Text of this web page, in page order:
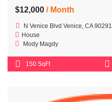
$12,000 / Month
N Venice Blvd Venice, CA 90291
House
Mody Magdy
150 SqFt